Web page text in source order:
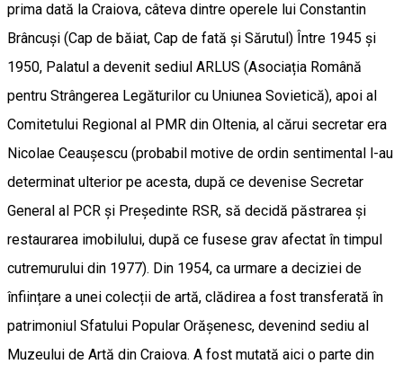
prima dată la Craiova, câteva dintre operele lui Constantin
Brâncuși (Cap de băiat, Cap de fată și Sărutul) Între 1945 și
1950, Palatul a devenit sediul ARLUS (Asociația Română
pentru Strângerea Legăturilor cu Uniunea Sovietică), apoi al
Comitetului Regional al PMR din Oltenia, al cărui secretar era
Nicolae Ceaușescu (probabil motive de ordin sentimental l-au
determinat ulterior pe acesta, după ce devenise Secretar
General al PCR și Președinte RSR, să decidă păstrarea și
restaurarea imobilului, după ce fusese grav afectat în timpul
cutremurului din 1977). Din 1954, ca urmare a deciziei de
înființare a unei colecții de artă, clădirea a fost transferată în
patrimoniul Sfatului Popular Orășenesc, devenind sediu al
Muzeului de Artă din Craiova. A fost mutată aici o parte din